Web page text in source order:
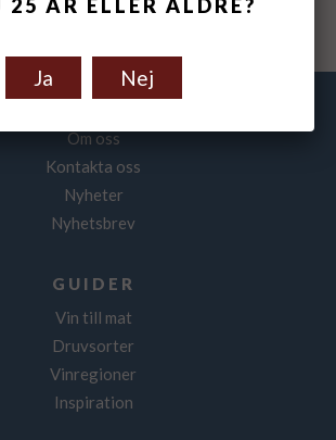
VINFOLKET
Om oss
Kontakta oss
Nyheter
Nyhetsbrev
GUIDER
Vin till mat
Druvsorter
Vinregioner
Inspiration
25 ÅR ELLER ÄLDRE?
Ja Nej